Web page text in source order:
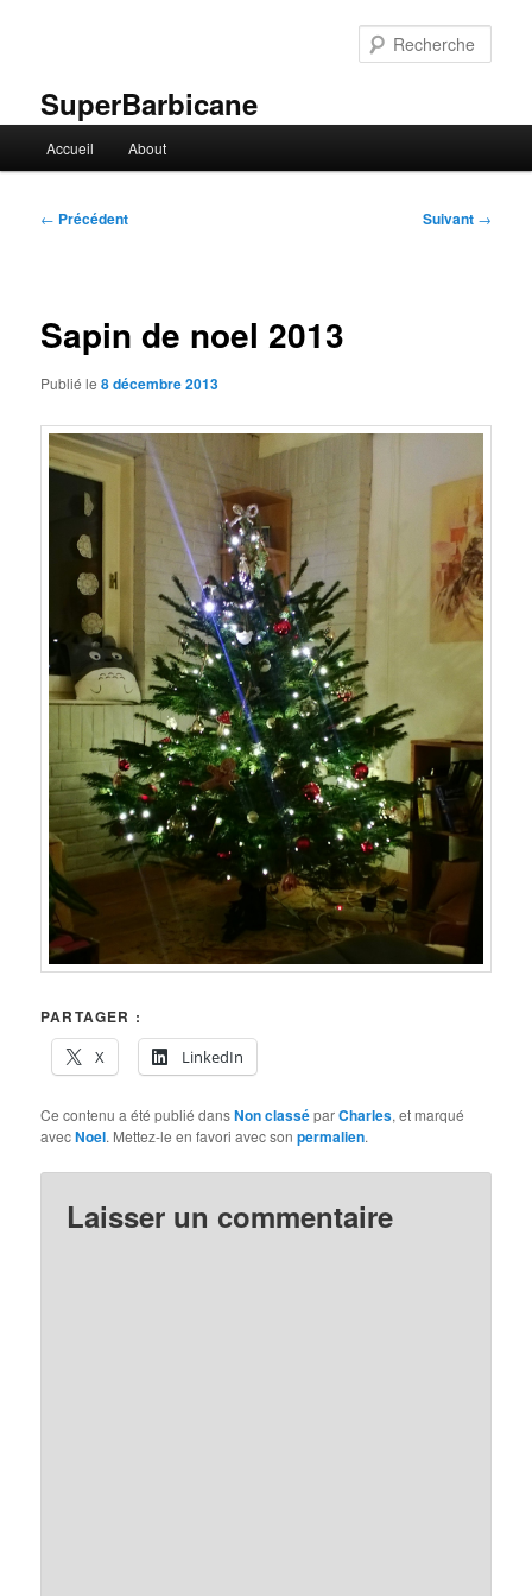
SuperBarbicane
principal
Accueil About
Navigation
← Précédent Suivant →
Sapin de noel 2013
Publié le8 décembre 2013
PARTAGER :
X
LinkedIn
Ce contenu a été publié dansNon classéparCharles, et marqué
avecNoel. Mettez-le en favori avec sonpermalien.
Laisser un commentaire